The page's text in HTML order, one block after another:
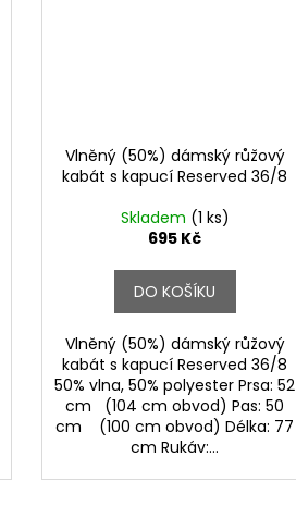
Vlněný (50%) dámský růžový
kabát s kapucí Reserved 36/8
Skladem (1 ks)
695 Kč
DO KOŠÍKU
Vlněný (50%) dámský růžový
kabát s kapucí Reserved 36/8
50% vlna, 50% polyester Prsa: 52
cm (104 cm obvod) Pas: 50
cm (100 cm obvod) Délka: 77
cm Rukáv:...